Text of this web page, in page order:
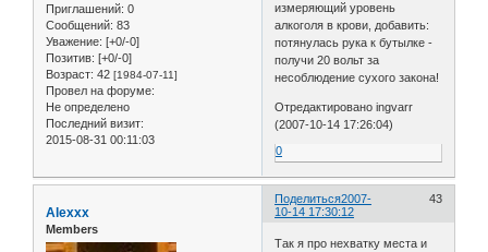
Приглашений: 0
Сообщений: 83
Уважение: [+0/-0]
Позитив: [+0/-0]
Возраст: 42 [1984-07-11]
Провел на форуме:
Не определено
Последний визит:
2015-08-31 00:11:03
измеряющий уровень
алкоголя в крови, добавить:
потянулась рука к бутылке -
получи 20 вольт за
несоблюдение сухого закона!
Отредактировано ingvarr
(2007-10-14 17:26:04)
0
Поделиться 43
2007-
10-14 17:30:12
Alexxx
Members
Так я про нехватку места и